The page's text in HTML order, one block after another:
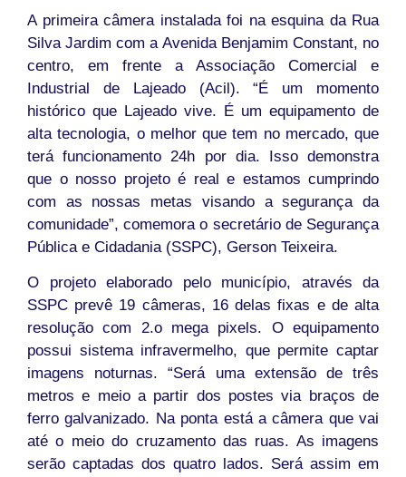
A primeira câmera instalada foi na esquina da Rua
Silva Jardim com a Avenida Benjamim Constant, no
centro, em frente a Associação Comercial e
Industrial de Lajeado (Acil). “É um momento
histórico que Lajeado vive. É um equipamento de
alta tecnologia, o melhor que tem no mercado, que
terá funcionamento 24h por dia. Isso demonstra
que o nosso projeto é real e estamos cumprindo
com as nossas metas visando a segurança da
comunidade”, comemora o secretário de Segurança
Pública e Cidadania (SSPC), Gerson Teixeira.
O projeto elaborado pelo município, através da
SSPC prevê 19 câmeras, 16 delas fixas e de alta
resolução com 2.o mega pixels. O equipamento
possui sistema infravermelho, que permite captar
imagens noturnas. “Será uma extensão de três
metros e meio a partir dos postes via braços de
ferro galvanizado. Na ponta está a câmera que vai
até o meio do cruzamento das ruas. As imagens
serão captadas dos quatro lados. Será assim em